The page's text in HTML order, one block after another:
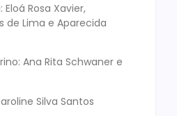
Rosa Xavier,
de Lima e Aparecida
Ana Rita Schwaner e
Silva Santos